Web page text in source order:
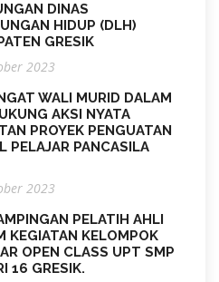
DINAS
HIDUP (DLH)
GRESIK
2023
WALI MURID DALAM
AKSI NYATA
PROYEK PENGUATAN
PELAJAR PANCASILA
2023
PELATIH AHLI
KEGIATAN KELOMPOK
OPEN CLASS UPT SMP
16 GRESIK.